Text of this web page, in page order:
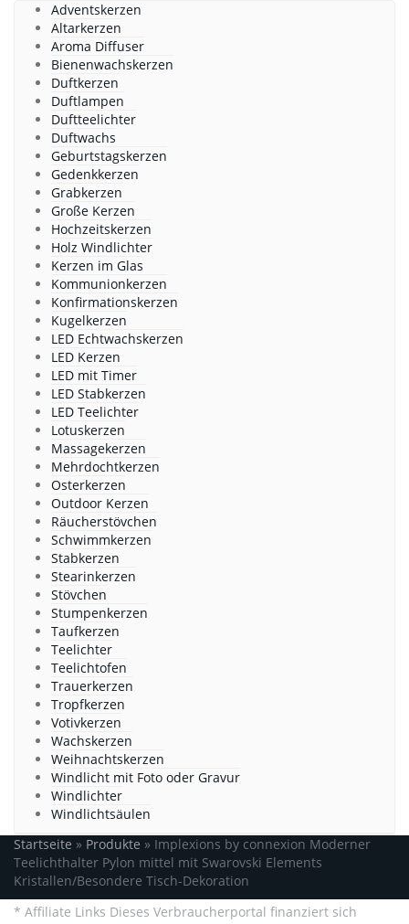
Adventskerzen
Altarkerzen
Aroma Diffuser
Bienenwachskerzen
Duftkerzen
Duftlampen
Duftteelichter
Duftwachs
Geburtstagskerzen
Gedenkkerzen
Grabkerzen
Große Kerzen
Hochzeitskerzen
Holz Windlichter
Kerzen im Glas
Kommunionkerzen
Konfirmationskerzen
Kugelkerzen
LED Echtwachskerzen
LED Kerzen
LED mit Timer
LED Stabkerzen
LED Teelichter
Lotuskerzen
Massagekerzen
Mehrdochtkerzen
Osterkerzen
Outdoor Kerzen
Räucherstövchen
Schwimmkerzen
Stabkerzen
Stearinkerzen
Stövchen
Stumpenkerzen
Taufkerzen
Teelichter
Teelichtofen
Trauerkerzen
Tropfkerzen
Votivkerzen
Wachskerzen
Weihnachtskerzen
Windlicht mit Foto oder Gravur
Windlichter
Windlichtsäulen
Startseite » Produkte » Implexions by connexion Moderner
Teelichthalter Pylon mittel mit Swarovski Elements
Kristallen/Besondere Tisch-Dekoration
* Affiliate Links Dieses Verbraucherportal finanziert sich